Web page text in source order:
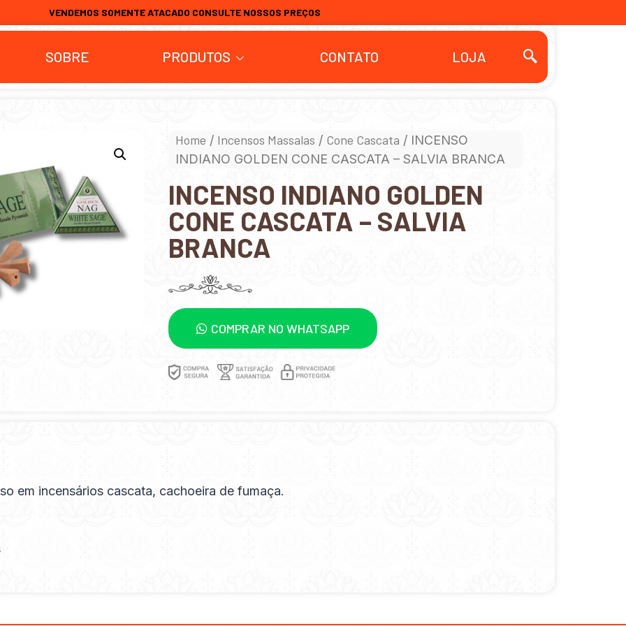
VENDEMOS SOMENTE ATACADO CONSULTE NOSSOS PREÇOS
SOBRE PRODUTOS CONTATO LOJA
Home / Incensos Massalas / Cone Cascata / INCENSO
INDIANO GOLDEN CONE CASCATA – SALVIA BRANCA
INCENSO INDIANO GOLDEN
CONE CASCATA – SALVIA
BRANCA
COMPRAR NO WHATSAPP
em incensários cascata, cachoeira de fumaça.